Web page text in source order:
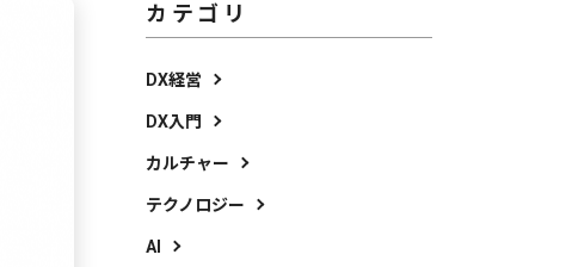
カテゴリ
DX経営
DX入門
カルチャー
テクノロジー
AI